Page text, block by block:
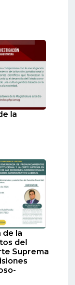
la
de la
del
Suprema